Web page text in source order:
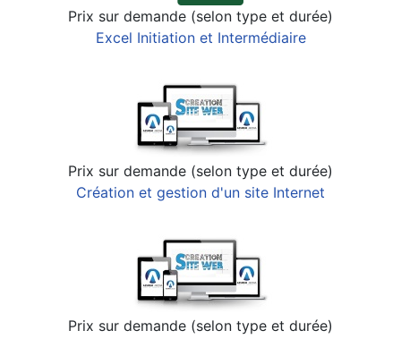
Prix sur demande (selon type et durée)
Excel Initiation et Intermédiaire
Prix sur demande (selon type et durée)
Création et gestion d'un site Internet
Prix sur demande (selon type et durée)